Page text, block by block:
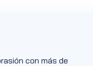
con más de